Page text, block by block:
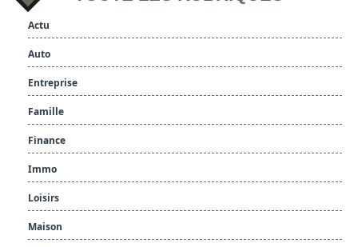
Actu
Auto
Entreprise
Famille
Finance
Immo
Loisirs
Maison